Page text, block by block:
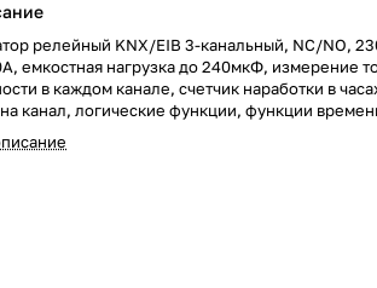
релейный KNX/EIB 3-канальный, NC/NO,
емкостная нагрузка до 240мкФ, измерение
в каждом канале, счетчик наработки в
канал, логические функции, функции
управление, на DIN рейку, 4TE
релейный KNX/EIB 3-канальный, NC/NO,